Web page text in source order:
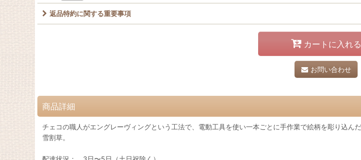
返品特約に関する重要事項
カートに入れる
お問い合わせ
商品詳細
チェコの職人がエングレーヴィングという工法で、電動工具を使い一本ごとに手作業で絵柄を彫り込んだ
雪割草。